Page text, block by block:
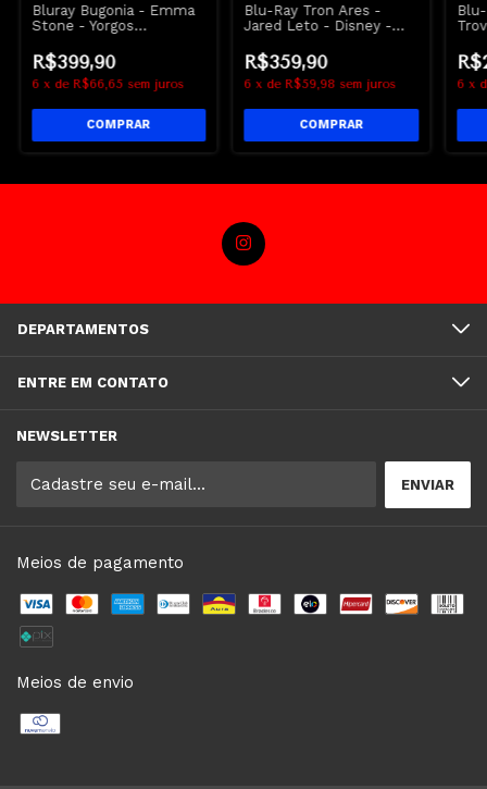
Bluray Bugonia - Emma
Stone - Yorgos
R$399,90
6 x de R$66,65 sem juros
Blu-Ray Tron Ares -
Jared Leto - Disney -
R$359,90
6 x de R$59,98 sem juros 6 x
DEPARTAMENTOS
ENTRE EM CONTATO
NEWSLETTER
Meios de pagamento
Meios de envio